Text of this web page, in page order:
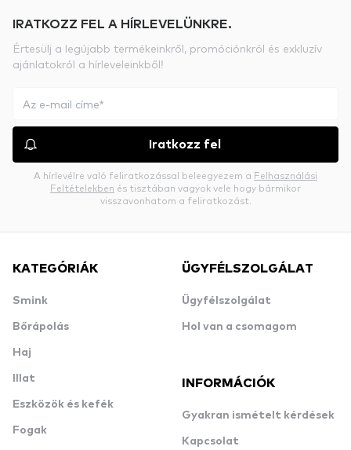
IRATKOZZ FEL A HÍRLEVELÜNKRE.
Értesülj a legújabb termékeinkről, promóciónkról és exkluzív
ajánlatokról a hírleveleinkből!
Iratkozz fel
A hírlevélre való feliratkozással beleegyezem a Felhasználási
Feltételekben és tisztában vagyok vele hogy bármikor
visszavonhatom a feliratkozást.
KATEGÓRIÁK
Smink
Bőrápolás
Haj
Illat
Eszközök és kefék
Fogak
ÜGYFÉLSZOLGÁLAT
Ügyfélszolgálat
Hol van a csomagom
INFORMÁCIÓK
Gyakran ismételt kérdések
Kapcsolat